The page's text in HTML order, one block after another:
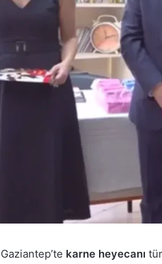
Gaziantep’te karne heyecanı